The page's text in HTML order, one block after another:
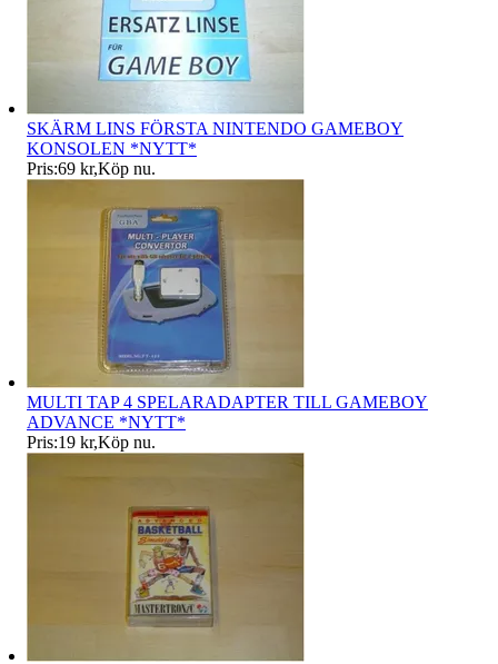
SKÄRM LINS FÖRSTA NINTENDO GAMEBOY
KONSOLEN *NYTT*
Pris:69 kr,Köp nu.
MULTI TAP 4 SPELARADAPTER TILL GAMEBOY
ADVANCE *NYTT*
Pris:19 kr,Köp nu.